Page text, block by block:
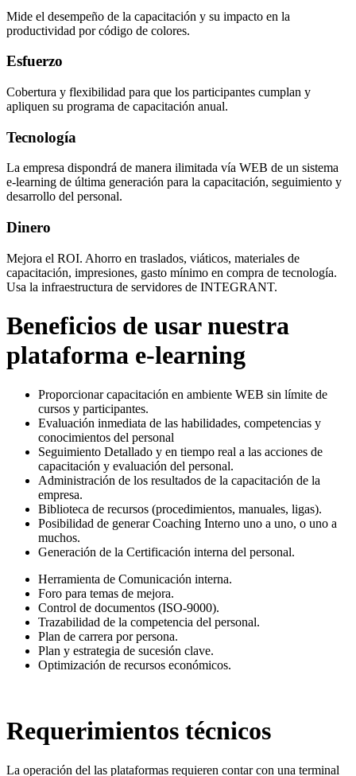
Mide el desempeño de la capacitación y su impacto en la
productividad por código de colores.
Esfuerzo
Cobertura y flexibilidad para que los participantes cumplan y
apliquen su programa de capacitación anual.
Tecnología
La empresa dispondrá de manera ilimitada vía WEB de un sistema
e-learning de última generación para la capacitación, seguimiento y
desarrollo del personal.
Dinero
Mejora el ROI. Ahorro en traslados, viáticos, materiales de
capacitación, impresiones, gasto mínimo en compra de tecnología.
Usa la infraestructura de servidores de INTEGRANT.
Beneficios de usar nuestra
plataforma e-learning
Proporcionar capacitación en ambiente WEB sin límite de
cursos y participantes.
Evaluación inmediata de las habilidades, competencias y
conocimientos del personal
Seguimiento Detallado y en tiempo real a las acciones de
capacitación y evaluación del personal.
Administración de los resultados de la capacitación de la
empresa.
Biblioteca de recursos (procedimientos, manuales, ligas).
Posibilidad de generar Coaching Interno uno a uno, o uno a
muchos.
Generación de la Certificación interna del personal.
Herramienta de Comunicación interna.
Foro para temas de mejora.
Control de documentos (ISO-9000).
Trazabilidad de la competencia del personal.
Plan de carrera por persona.
Plan y estrategia de sucesión clave.
Optimización de recursos económicos.
Requerimientos técnicos
La operación del las plataformas requieren contar con una terminal